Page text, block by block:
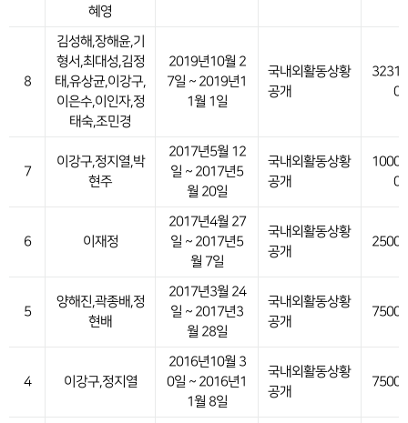
혜영
8
김성해,장해윤,기
형서,최대성,김정
태,유상균,이강구,
이은수,이인자,정
태숙,조민경
2019년10월 2
7일 ~ 2019년1
1월 1일
국내외활동상황
공개
0
7
이강구,정지열,박
현주
2017년5월 12
일 ~ 2017년5
월 20일
국내외활동상황
공개
0
6 이재정
2017년4월 27
일 ~ 2017년5
월 7일
국내외활동상황
공개
5
양해진,곽종배,정
현배
2017년3월 24
일 ~ 2017년3
월 28일
국내외활동상황
공개
4 이강구,정지열
2016년10월 3
0일 ~ 2016년1
1월 8일
국내외활동상황
공개